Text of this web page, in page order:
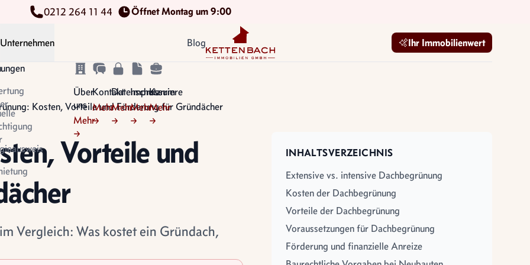
0212 264 11 44
Öffnet Montag um 9:00
Unternehmen
Über
uns
Mehr
→
Kontakt
Mehr
→
Datenschutz
Mehr
→
Impressum
Mehr
→
Karriere
Mehr
→
Blog Kettenbach Immobilien GmbH Ihr Immobilienwert
Kosten, Vorteile und Förderung für Gründächer
Vorteile und
Vergleich: Was kostet ein Gründach,
INHALTSVERZEICHNIS
Extensive vs. intensive Dachbegrünung
Kosten der Dachbegrünung
Vorteile der Dachbegrünung
Voraussetzungen für Dachbegrünung
Förderung und finanzielle Anreize